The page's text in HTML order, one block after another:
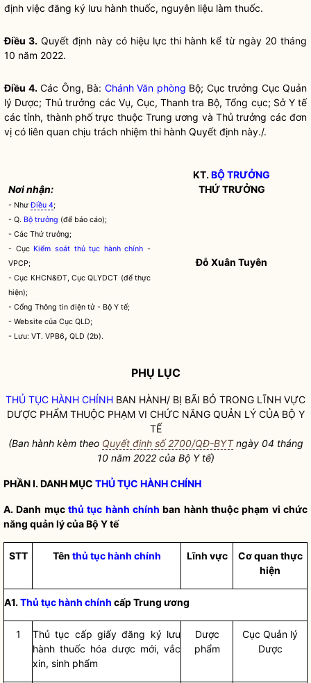
định việc đăng ký lưu hành thuốc, nguyên liệu làm thuốc.
Điều 3. Quyết định này có hiệu lực thi hành kể từ ngày 20 tháng
10 năm 2022.
Điều 4. Các Ông, Bà: Chánh Văn phòng Bộ; Cục trưởng Cục Quản
lý Dược; Thủ trưởng các Vụ, Cục, Thanh tra Bộ, Tổng cục; Sở Y tế
các tỉnh, thành phố trực thuộc Trung ương và Thủ trưởng các đơn
vị có liên quan chịu trách nhiệm thi hành Quyết định này./.
Nơi nhận:
- NhưĐiều 4;
- Q. Bộ trưởng (để báo cáo);
- Các Thứ trưởng;
- Cục Kiểm soát thủ tục hành chính -
VPCP;
- Cục KHCN&ĐT, Cục QLYDCT (để thực
hiện);
- Cổng Thông tin điện tử - Bộ Y tế;
- Website của Cục QLD;
- Lưu: VT. VPB6, QLD (2b).
KT.BỘ TRƯỞNG
THỨ TRƯỞNG
Đỗ Xuân Tuyên
PHỤ LỤC
THỦ TỤC HÀNH CHÍNH BAN HÀNH/ BỊ BÃI BỎ TRONG LĨNH VỰC
DƯỢC PHẨM THUỘC PHẠM VI CHỨC NĂNG QUẢN LÝ CỦA BỘ Y
TẾ
(Ban hành kèm theo Quyết định số 2700/QĐ-BYTngày 04 tháng
10 năm 2022 của Bộ Y tế)
PHẦN I. DANH MỤC THỦ TỤC HÀNH CHÍNH
A. Danh mục thủ tục hành chính ban hành thuộc phạm vi chức
năng quản lý của Bộ Y tế
STT Tên thủ tục hành chính Lĩnh vực
Cơ quan thực
hiện
A1.Thủ tục hành chính cấp Trung ương
1
Thủ tục cấp giấy đăng ký lưu
hành thuốc hóa dược mới, vắc
xin, sinh phẩm
Dược
phẩm
Cục Quản lý
Dược